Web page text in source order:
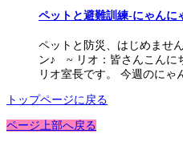
ペットと避難訓練-にゃんに
ペットと防災、はじめませ
ン♪ ~ リオ：皆さんこんに
リオ室長です。 今週のに
トップページに戻る
ページ上部へ戻る